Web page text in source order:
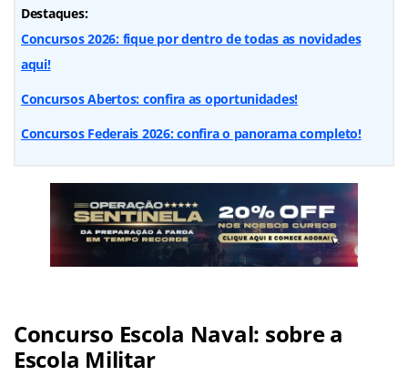
Destaques:
Concursos 2026: fique por dentro de todas as novidades
aqui!
Concursos Abertos: confira as oportunidades!
Concursos Federais 2026: confira o panorama completo!
Concurso Escola Naval: sobre a
Escola Militar